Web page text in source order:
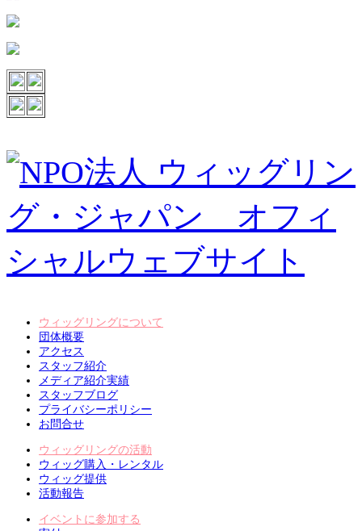
ウィッグリングについて
団体概要
アクセス
スタッフ紹介
メディア紹介実績
スタッフブログ
プライバシーポリシー
お問合せ
ウィッグリングの活動
ウィッグ購入・レンタル
ウィッグ提供
活動報告
イベントに参加する